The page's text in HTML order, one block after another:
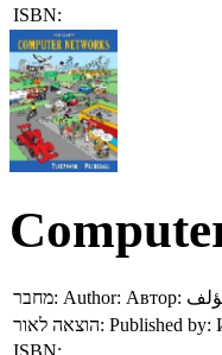
ISBN:
מחבר: Author: Автор:
הוצאה לאור: Published by:
ISBN: